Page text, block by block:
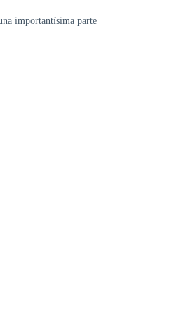
importantísima parte